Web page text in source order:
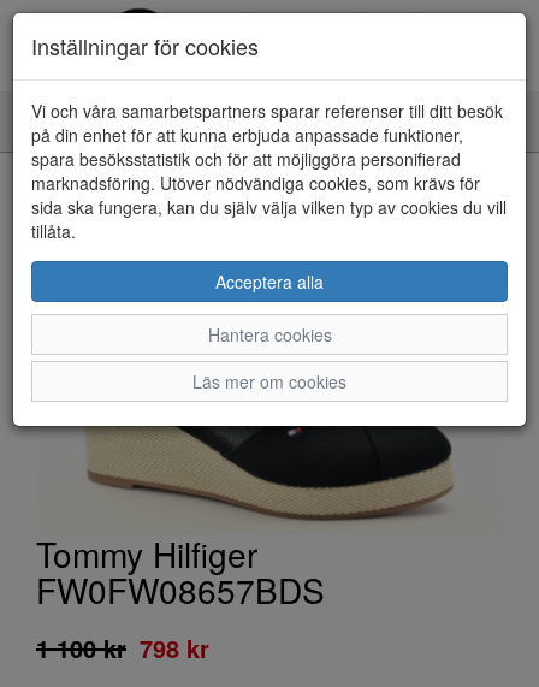
Toggle
navigation
HEM
Tommy Hilfiger
FW0FW08657BDS
1 100 kr 798 kr
Inställningar för cookies
Vi och våra samarbetspartners sparar referenser till ditt besök
på din enhet för att kunna erbjuda anpassade funktioner,
spara besöksstatistik och för att möjliggöra personifierad
marknadsföring. Utöver nödvändiga cookies, som krävs för
sida ska fungera, kan du själv välja vilken typ av cookies du vill
tillåta.
Acceptera alla
Hantera cookies
Läs mer om cookies